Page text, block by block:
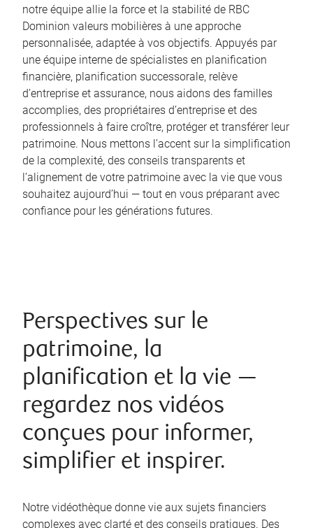
notre équipe allie la force et la stabilité de RBC
Dominion valeurs mobilières à une approche
personnalisée, adaptée à vos objectifs. Appuyés par
une équipe interne de spécialistes en planification
financière, planification successorale, relève
d’entreprise et assurance, nous aidons des familles
accomplies, des propriétaires d’entreprise et des
professionnels à faire croître, protéger et transférer leur
patrimoine. Nous mettons l’accent sur la simplification
de la complexité, des conseils transparents et
l’alignement de votre patrimoine avec la vie que vous
souhaitez aujourd’hui — tout en vous préparant avec
confiance pour les générations futures.
Perspectives sur le
patrimoine, la
planification et la vie —
regardez nos vidéos
conçues pour informer,
simplifier et inspirer.
Notre vidéothèque donne vie aux sujets financiers
complexes avec clarté et des conseils pratiques. Des